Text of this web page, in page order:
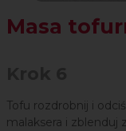
Masa
Tofu rozdrobnij i
malaksera i zblenduj